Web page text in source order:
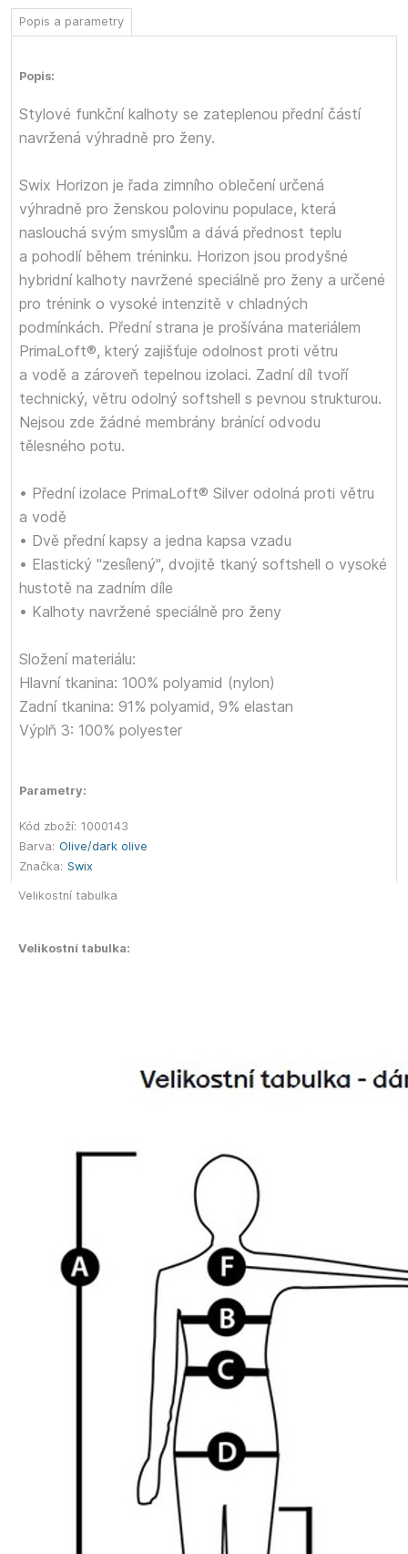
Popis a parametry
Popis:
Stylové funkční kalhoty se zateplenou přední částí
navržená výhradně pro ženy.
Swix Horizon je řada zimního oblečení určená
výhradně pro ženskou polovinu populace, která
naslouchá svým smyslům a dává přednost teplu
a pohodlí během tréninku. Horizon jsou prodyšné
hybridní kalhoty navržené speciálně pro ženy a určené
pro trénink o vysoké intenzitě v chladných
podmínkách. Přední strana je prošívána materiálem
PrimaLoft®, který zajišťuje odolnost proti větru
a vodě a zároveň tepelnou izolaci. Zadní díl tvoří
technický, větru odolný softshell s pevnou strukturou.
Nejsou zde žádné membrány bránící odvodu
tělesného potu.
• Přední izolace PrimaLoft® Silver odolná proti větru
a vodě
• Dvě přední kapsy a jedna kapsa vzadu
• Elastický "zesílený", dvojitě tkaný softshell o vysoké
hustotě na zadním díle
• Kalhoty navržené speciálně pro ženy
Složení materiálu:
Hlavní tkanina: 100% polyamid (nylon)
Zadní tkanina: 91% polyamid, 9% elastan
Výplň 3: 100% polyester
Parametry:
Kód zboží: 1000143
Barva: Olive/dark olive
Značka: Swix
Velikostní tabulka
Velikostní tabulka: